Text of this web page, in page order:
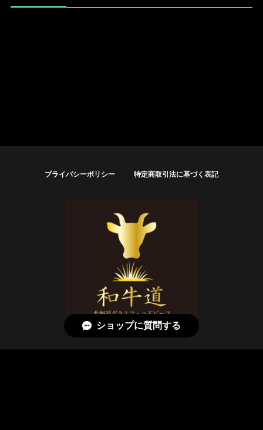
プライバシーポリシー 特定商取引法に基づく表記
ショップに質問する